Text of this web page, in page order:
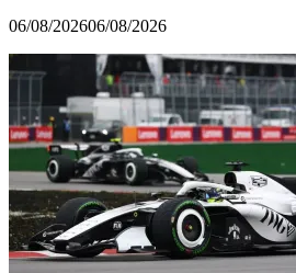
06/08/202606/08/2026